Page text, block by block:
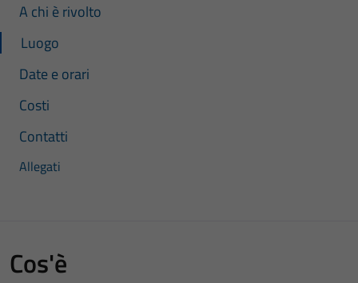
A chi è rivolto
Luogo
Date e orari
Costi
Contatti
Allegati
Cos'è